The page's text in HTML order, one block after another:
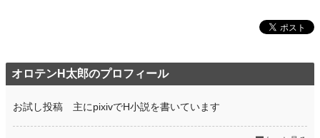
オロテンH太郎のプロフィール
お試し投稿 主にpixivでH小説を書いています